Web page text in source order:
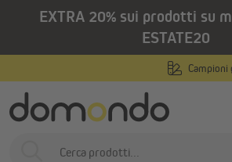
principale
EXTRA 20% sui prodotti su
ESTATE20
Campioni gratuiti
/ Tapparelle /